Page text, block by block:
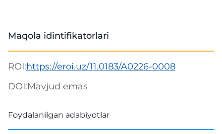
Maqola idintifikatorlari
ROI:https://eroi.uz/11.0183/A0226-0008
DOI:Mavjud emas
Foydalanilgan adabiyotlar